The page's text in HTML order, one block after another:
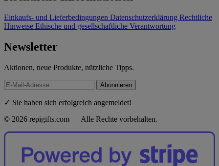
Einkaufs- und Lieferbedingungen Datenschutzerklärung Rechtliche
Hinweise Ethische und gesellschaftliche Verantwortung
Newsletter
Aktionen, neue Produkte, nützliche Tipps.
Abonnieren
✓ Sie haben sich erfolgreich angemeldet!
© 2026 repigifts.com — Alle Rechte vorbehalten.